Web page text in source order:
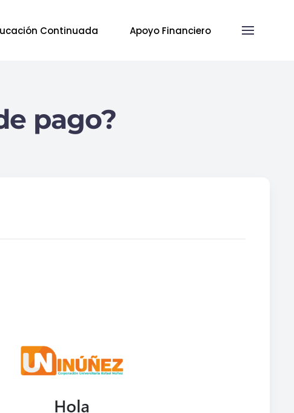
Continuada Apoyo Financiero
pago?